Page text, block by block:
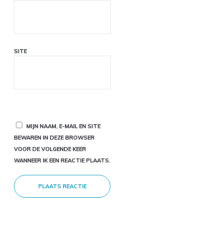
SITE
MIJN NAAM, E-MAIL EN SITE
BEWAREN IN DEZE BROWSER
VOOR DE VOLGENDE KEER
WANNEER IK EEN REACTIE PLAATS.
PLAATS REACTIE